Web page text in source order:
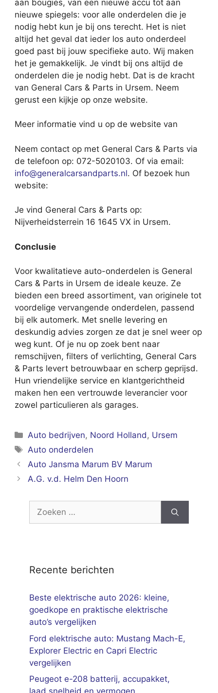
aan bougies, van een nieuwe accu tot aan
nieuwe spiegels: voor alle onderdelen die je
nodig hebt kun je bij ons terecht. Het is niet
altijd het geval dat ieder los auto onderdeel
goed past bij jouw specifieke auto. Wij maken
het je gemakkelijk. Je vindt bij ons altijd de
onderdelen die je nodig hebt. Dat is de kracht
van General Cars & Parts in Ursem. Neem
gerust een kijkje op onze website.
Meer informatie vind u op de website van
Neem contact op met General Cars & Parts via
de telefoon op: 072-5020103. Of via email:
info@generalcarsandparts.nl. Of bezoek hun
website:
Je vind General Cars & Parts op:
Nijverheidsterrein 16 1645 VX in Ursem.
Conclusie
Voor kwalitatieve auto-onderdelen is General
Cars & Parts in Ursem de ideale keuze. Ze
bieden een breed assortiment, van originele tot
voordelige vervangende onderdelen, passend
bij elk automerk. Met snelle levering en
deskundig advies zorgen ze dat je snel weer op
weg kunt. Of je nu op zoek bent naar
remschijven, filters of verlichting, General Cars
& Parts levert betrouwbaar en scherp geprijsd.
Hun vriendelijke service en klantgerichtheid
maken hen een vertrouwde leverancier voor
zowel particulieren als garages.
Categorieën
Auto bedrijven, Noord Holland, Ursem
Tags
Auto onderdelen
Auto Jansma Marum BV Marum
A.G. v.d. Helm Den Hoorn
Zoek
Recente berichten
Beste elektrische auto 2026: kleine,
goedkope en praktische elektrische
auto’s vergelijken
Ford elektrische auto: Mustang Mach-E,
Explorer Electric en Capri Electric
vergelijken
Peugeot e-208 batterij, accupakket,